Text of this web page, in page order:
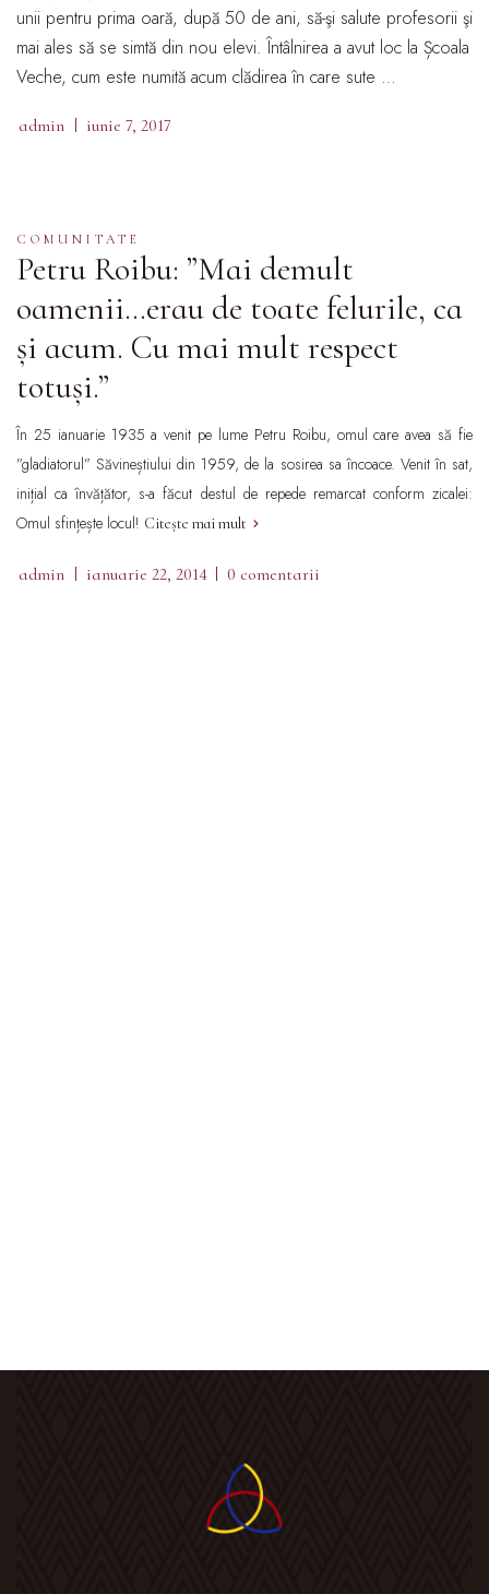
unii pentru prima oară, după 50 de ani, să-şi salute profesorii şi
mai ales să se simtă din nou elevi. Întâlnirea a avut loc la Școala
Veche, cum este numită acum clădirea în care sute …
admin iunie 7, 2017
COMUNITATE
Petru Roibu: ”Mai demult
oamenii…erau de toate felurile, ca
și acum. Cu mai mult respect
totuși.”
În 25 ianuarie 1935 a venit pe lume Petru Roibu, omul care avea să fie
”gladiatorul” Săvineștiului din 1959, de la sosirea sa încoace. Venit în sat,
inițial ca învățător, s-a făcut destul de repede remarcat conform zicalei:
Omul sfințește locul! Citește mai mult
admin ianuarie 22, 2014 0 comentarii